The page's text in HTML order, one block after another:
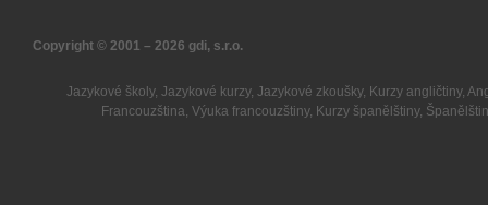
Copyright © 2001 – 2026 gdi, s.r.o.
Jazykové školy, Jazykové kurzy, Jazykové zkoušky, Kurzy angličtiny,
Francouzština,Výuka francouzštiny, Kurzy španělštiny,